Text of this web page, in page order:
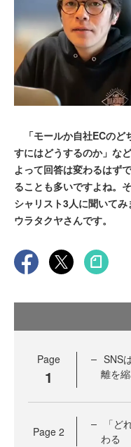
「モールか自社ECのど
すにはどうするのか」な
よって回答は変わるはず
ることも多いですよね。
シャリスト3人に聞いて
ウラタクヤさんです。
Page
1
SNS
離を
Page 2
「ど
わる